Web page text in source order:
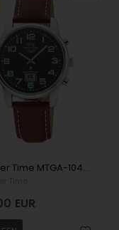
Master Time MTGA-10426-22L Radio Controlled Basic Series Men's 41mm 3ATM Wristwatch
EUR